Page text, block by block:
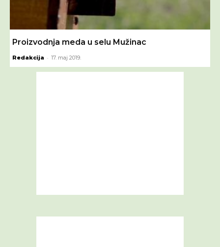
Proizvodnja meda u selu Mužinac
Redakcija - 17. maj 2019.